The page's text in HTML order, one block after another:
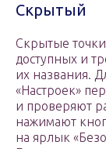
Скрытый
Скрытые точки
доступных и
их названия.
«Настроек»
и проверяют
нажимают
на ярлык